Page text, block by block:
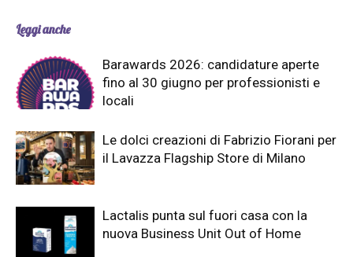
Leggi anche
Barawards 2026: candidature aperte
fino al 30 giugno per professionisti e
locali
Le dolci creazioni di Fabrizio Fiorani per
il Lavazza Flagship Store di Milano
Lactalis punta sul fuori casa con la
nuova Business Unit Out of Home